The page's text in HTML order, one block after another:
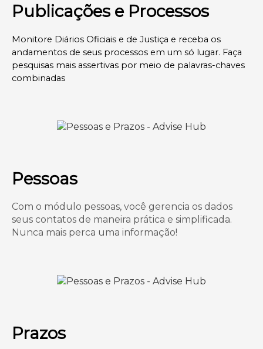
Publicações e Processos
Monitore Diários Oficiais e de Justiça e receba os
andamentos de seus processos em um só lugar. Faça
pesquisas mais assertivas por meio de palavras-chaves
combinadas
Pessoas
Com o módulo pessoas, você gerencia os dados
seus contatos de maneira prática e simplificada.
Nunca mais perca uma informação!
Prazos